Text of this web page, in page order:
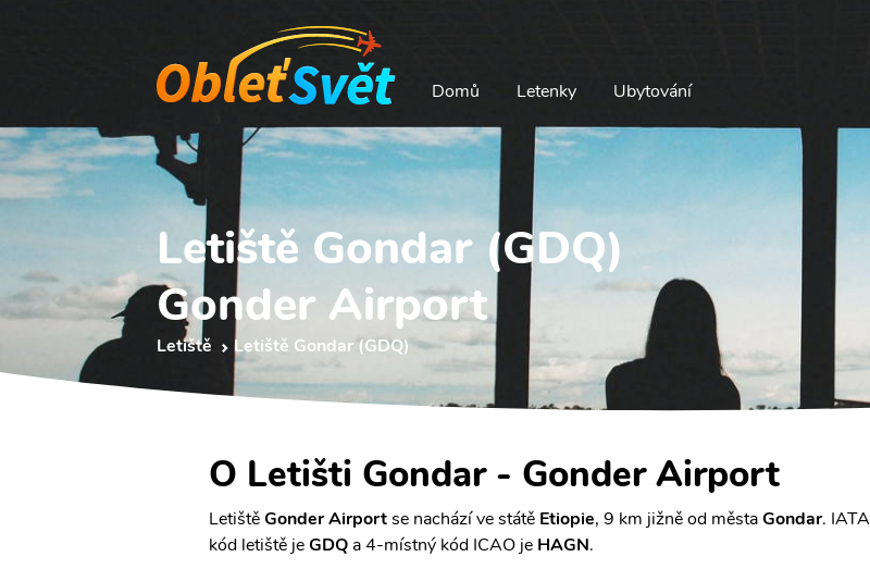
Domů Letenky Ubytování
Letiště Gondar (GDQ)
Gonder Airport
Letiště Letiště Gondar (GDQ)
O Letišti Gondar - Gonder Airport
LetištěGonder Airportse nachází ve státě Etiopie, 9 km jižně od městaGondar. IATA
kód letiště jeGDQ a 4-místný kód ICAO je HAGN.